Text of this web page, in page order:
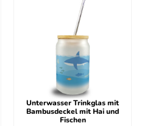
Unterwasser Trinkglas mit
Bambusdeckel mit Hai und
Fischen